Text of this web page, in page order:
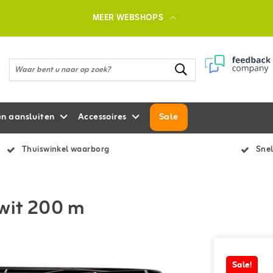
MEER WEBSHOPS
aansluiten Accessoires Sale
Thuiswinkel waarborg
200 m
Sale!